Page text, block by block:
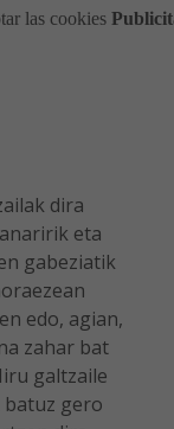
dira
eta
gabeziatik
edo, agian,
zahar bat
galtzaile
gero